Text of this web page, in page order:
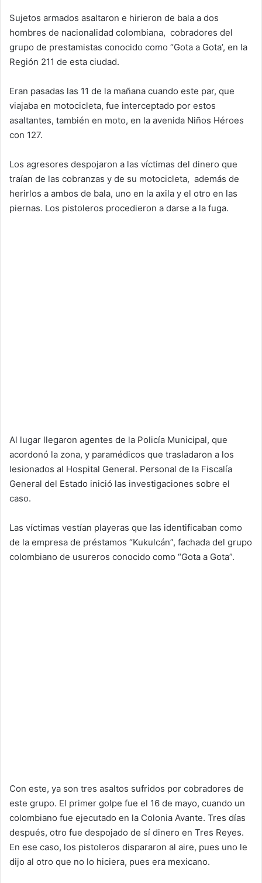
Sujetos armados asaltaron e hirieron de bala a dos
hombres de nacionalidad colombiana, cobradores del
grupo de prestamistas conocido como “Gota a Gota’, en la
Región 211 de esta ciudad.
Eran pasadas las 11 de la mañana cuando este par, que
viajaba en motocicleta, fue interceptado por estos
asaltantes, también en moto, en la avenida Niños Héroes
con 127.
Los agresores despojaron a las víctimas del dinero que
traían de las cobranzas y de su motocicleta, además de
herirlos a ambos de bala, uno en la axila y el otro en las
piernas. Los pistoleros procedieron a darse a la fuga.
Al lugar llegaron agentes de la Policía Municipal, que
acordonó la zona, y paramédicos que trasladaron a los
lesionados al Hospital General. Personal de la Fiscalía
General del Estado inició las investigaciones sobre el
caso.
Las víctimas vestían playeras que las identificaban como
de la empresa de préstamos “Kukulcán”, fachada del grupo
colombiano de usureros conocido como “Gota a Gota”.
Con este, ya son tres asaltos sufridos por cobradores de
este grupo. El primer golpe fue el 16 de mayo, cuando un
colombiano fue ejecutado en la Colonia Avante. Tres días
después, otro fue despojado de sí dinero en Tres Reyes.
En ese caso, los pistoleros dispararon al aire, pues uno le
dijo al otro que no lo hiciera, pues era mexicano.